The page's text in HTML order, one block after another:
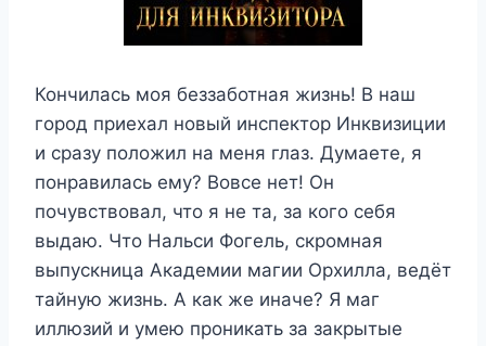
Кончилась моя беззаботная жизнь! В наш
город приехал новый инспектор Инквизиции
и сразу положил на меня глаз. Думаете, я
понравилась ему? Вовсе нет! Он
почувствовал, что я не та, за кого себя
выдаю. Что Нальси Фогель, скромная
выпускница Академии магии Орхилла, ведёт
тайную жизнь. А как же иначе? Я маг
иллюзий и умею проникать за закрытые